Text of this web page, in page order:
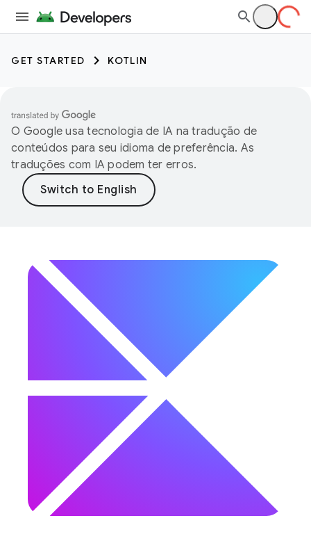
GET STARTED KOTLIN
O Google usa tecnologia de IA na tradução de
conteúdos para seu idioma de preferência. As
traduções com IA podem ter erros.